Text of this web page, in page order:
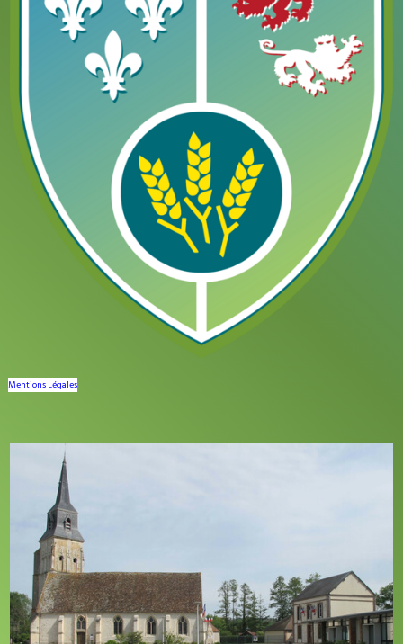
Mentions Légales